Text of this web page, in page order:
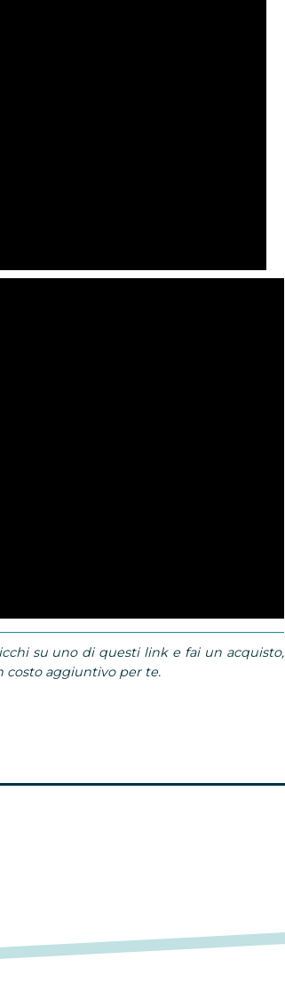
su uno di questi link e fai un acquisto,
costo aggiuntivo per te.